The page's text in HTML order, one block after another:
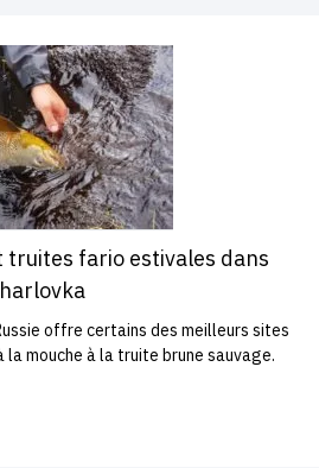
truites fario estivales dans
offre certains des meilleurs sites
la mouche à la truite brune sauvage.